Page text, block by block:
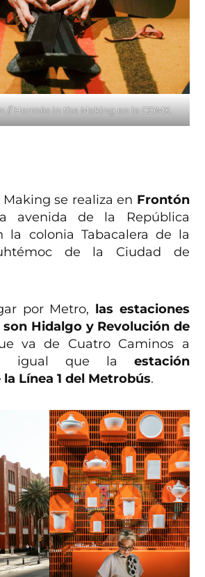
// Hermès in the Making en la CDMX.
se realiza en Frontón
avenida de la República
la colonia Tabacalera de la
de la Ciudad de
por Metro, las estaciones
Hidalgo y Revolución de
va de Cuatro Caminos a
al igual que la estación
Línea 1 del Metrobús.